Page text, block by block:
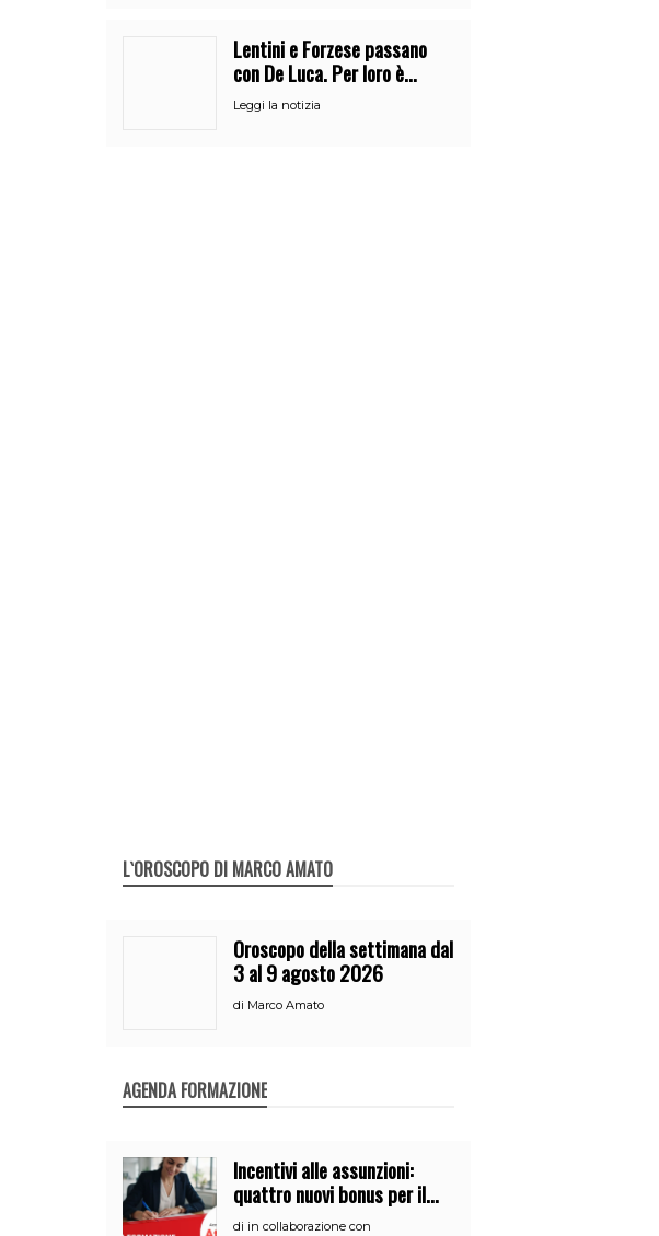
Lentini e Forzese passano
con De Luca. Per loro è
l’ennesimo cambio di partito
Leggi la notizia
L`OROSCOPO DI MARCO AMATO
Oroscopo della settimana dal
3 al 9 agosto 2026
di Marco Amato
AGENDA FORMAZIONE
Incentivi alle assunzioni:
quattro nuovi bonus per il
2026
di in collaborazione con